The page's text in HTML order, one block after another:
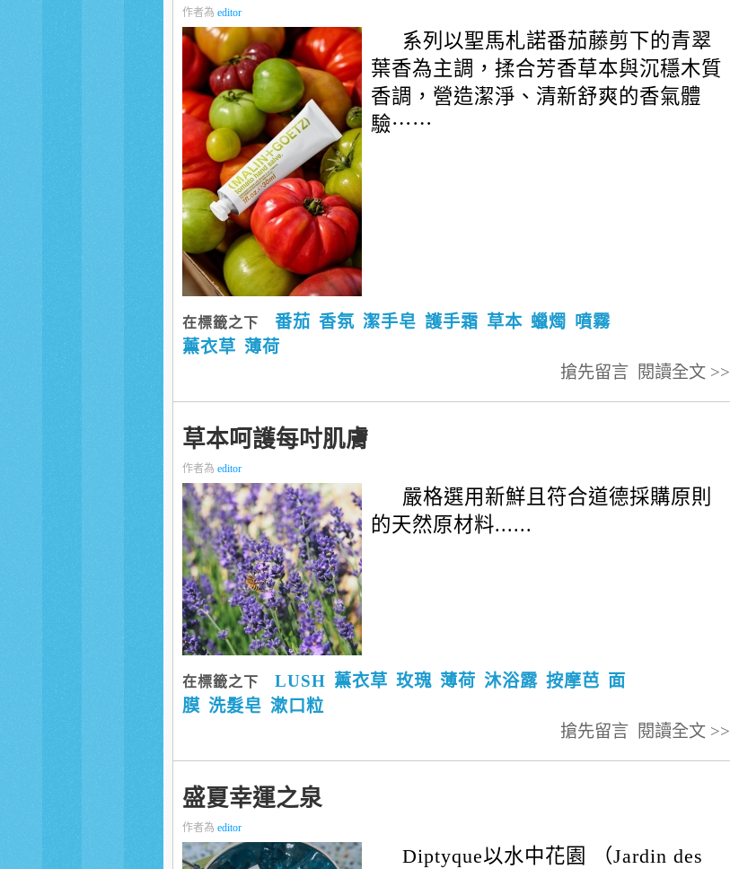
作者為 editor
系列以聖馬札諾番茄藤剪下的青翠
葉香為主調，揉合芳香草本與沉穩木質
香調，營造潔淨、清新舒爽的香氣體
驗⋯⋯
在標籤之下 番茄 香氛 潔手皂 護手霜 草本 蠟燭 噴霧
薰衣草 薄荷
閱讀全文 >>
搶先留言
草本呵護每吋肌膚
作者為 editor
嚴格選用新鮮且符合道德採購原則
的天然原材料......
在標籤之下 LUSH 薰衣草 玫瑰 薄荷 沐浴露 按摩芭 面
膜 洗髮皂 漱口粒
閱讀全文 >>
搶先留言
盛夏幸運之泉
作者為 editor
Diptyque以水中花園 （Jardin des